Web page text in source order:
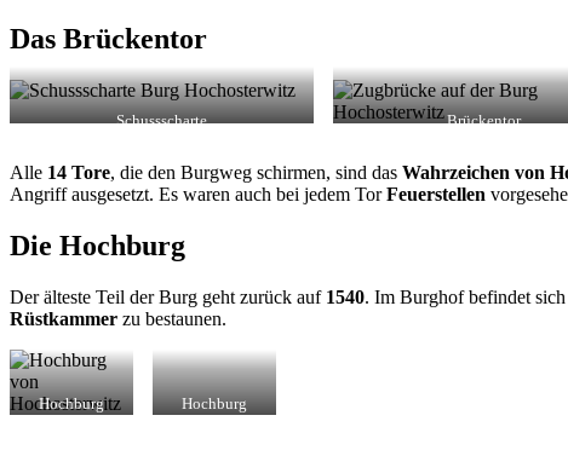
Das Brückentor
Schussscharte Brückentor
Alle 14 Tore, die den Burgweg schirmen, sind das Wahrzeichen von
Angriff ausgesetzt. Es waren auch bei jedem TorFeuerstellen
Die Hochburg
Der älteste Teil der Burg geht zurück auf 1540. Im Burghof befindet sich
Rüstkammer zu bestaunen.
Hochburg Hochburg